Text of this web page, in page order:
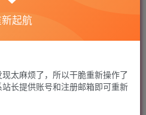
起航
太麻烦了，所以干脆重新操作了
长提供账号和注册邮箱即可重新